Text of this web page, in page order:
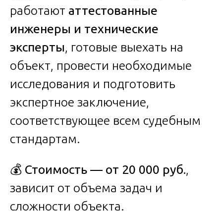
работают аттестованные
инженеры и технические
эксперты, готовые выехать на
объект, провести необходимые
исследования и подготовить
экспертное заключение,
соответствующее всем судебным
стандартам.
💰 Стоимость — от 20 000 руб.,
зависит от объема задач и
сложности объекта.